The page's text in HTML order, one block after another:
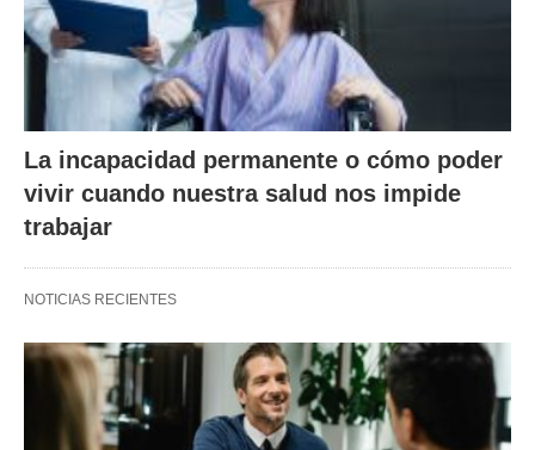
La incapacidad permanente o cómo poder
vivir cuando nuestra salud nos impide
trabajar
NOTICIAS RECIENTES